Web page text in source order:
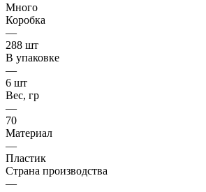
Много
Коробка
—
288 шт
В упаковке
—
6 шт
Вес, гр
—
70
Материал
—
Пластик
Страна производства
—